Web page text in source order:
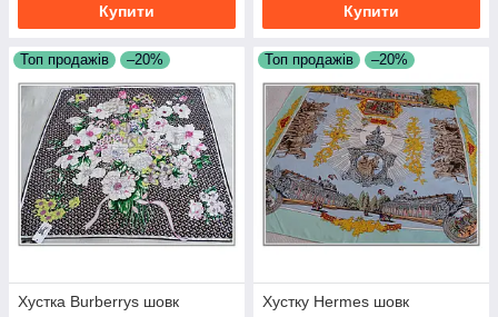
Купити Купити
Топ продажів –20%
Хустка Burberrys шовк
Топ продажів –20%
Хустку Hermes шовк